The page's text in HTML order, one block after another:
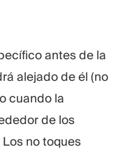
antes de la
alejado de él (no
cuando la
de los
no toques